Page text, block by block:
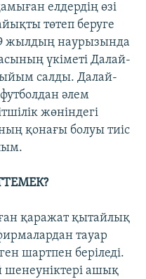
елдердің өзі
төтеп беруге
жылдың наурызында
үкіметі Далай-
салды. Далай-
әлем
жөніндегі
қонағы болуы тиіс
қаражат қытайлық
тауар
шартпен беріледі.
ашық